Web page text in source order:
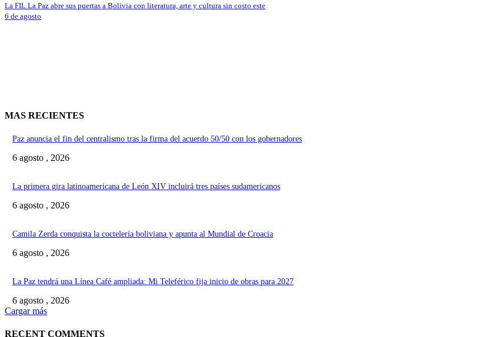
La FIL La Paz abre sus puertas a Bolivia con literatura, arte y cultura sin costo este
6 de agosto
MAS RECIENTES
Paz anuncia el fin del centralismo tras la firma del acuerdo 50/50 con los gobernadores
6 agosto , 2026
La primera gira latinoamericana de León XIV incluirá tres países sudamericanos
6 agosto , 2026
Camila Zerda conquista la coctelería boliviana y apunta al Mundial de Croacia
6 agosto , 2026
La Paz tendrá una Línea Café ampliada: Mi Teleférico fija inicio de obras para 2027
6 agosto , 2026
Cargar más
RECENT COMMENTS